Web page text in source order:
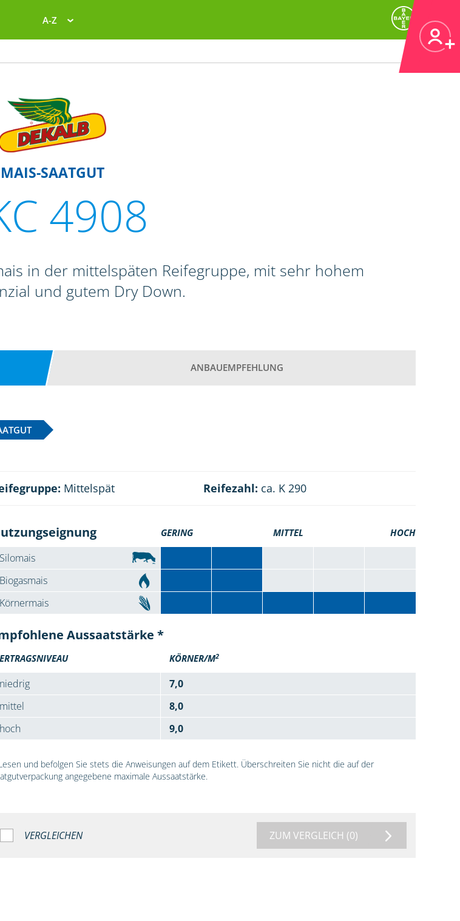
A-Z
MAIS-SAATGUT
4908
in der mittelspäten Reifegruppe, mit sehr hohem
und gutem Dry Down.
ANBAUEMPFEHLUNG
Mittelspät Reifezahl: ca. K 290
GERING MITTEL HOCH
Silomais
Biogasmais
Körnermais
Aussaatstärke *
ERTRAGSNIVEAU KÖRNER/M2
niedrig
7,0
mittel
8,0
hoch
9,0
und befolgen Sie stets die Anweisungen auf dem Etikett. Überschreiten Sie nicht die auf der
angegebene maximale Aussaatstärke.
VERGLEICHEN ZUM VERGLEICH (0)